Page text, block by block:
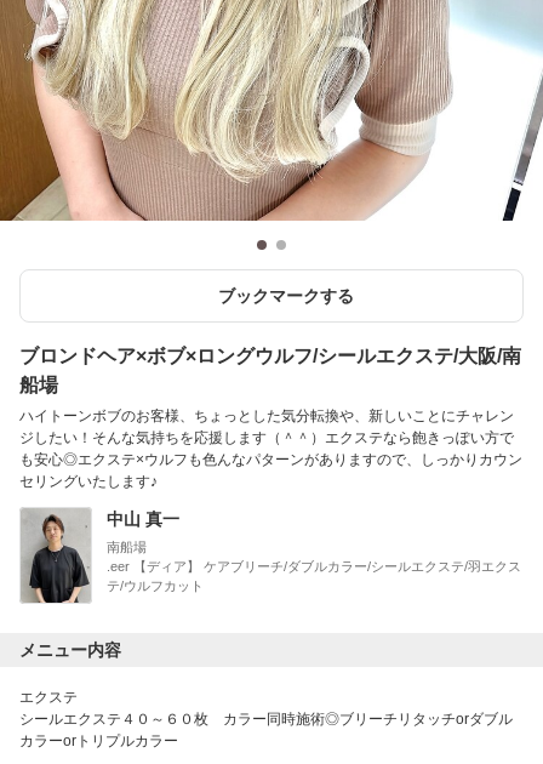
ブックマークする
ブロンドヘア×ボブ×ロングウルフ/シールエクステ/大阪/南
船場
ハイトーンボブのお客様、ちょっとした気分転換や、新しいことにチャレン
ジしたい！そんな気持ちを応援します（＾＾）エクステなら飽きっぽい方で
も安心◎エクステ×ウルフも色んなパターンがありますので、しっかりカウン
セリングいたします♪
中山 真一
南船場
.eer 【ディア】 ケアブリーチ/ダブルカラー/シールエクステ/羽エクス
テ/ウルフカット
メニュー内容
エクステ
シールエクステ４０～６０枚 カラー同時施術◎ブリーチリタッチorダブル
カラーorトリプルカラー